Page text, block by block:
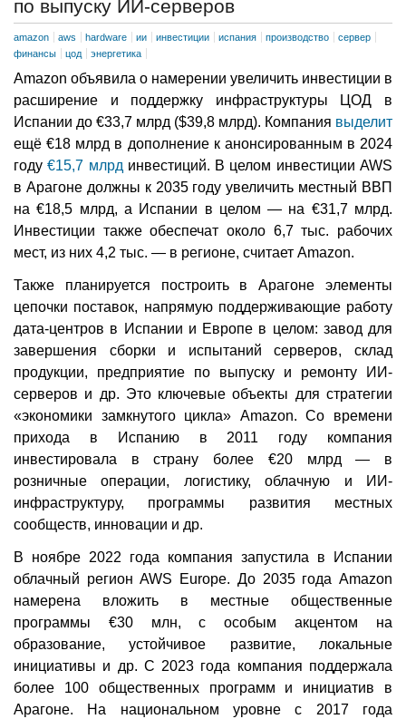
по выпуску ИИ-серверов
amazon aws hardware ии инвестиции испания производство
сервер
финансы
цод энергетика
Amazon объявила о намерении увеличить инвестиции в
расширение и поддержку инфраструктуры ЦОД в
Испании до €33,7 млрд ($39,8 млрд). Компания выделит
ещё €18 млрд в дополнение к анонсированным в 2024
году€15,7 млрд инвестиций. В целом инвестиции AWS
в Арагоне должны к 2035 году увеличить местный ВВП
на €18,5 млрд, а Испании в целом — на €31,7 млрд.
Инвестиции также обеспечат около 6,7 тыс. рабочих
мест, из них 4,2 тыс. — в регионе, считает Amazon.
Также планируется построить в Арагоне элементы
цепочки поставок, напрямую поддерживающие работу
дата-центров в Испании и Европе в целом: завод для
завершения сборки и испытаний серверов, склад
продукции, предприятие по выпуску и ремонту ИИ-
серверов и др. Это ключевые объекты для стратегии
«экономики замкнутого цикла» Amazon. Со времени
прихода в Испанию в 2011 году компания
инвестировала в страну более €20 млрд — в
розничные операции, логистику, облачную и ИИ-
инфраструктуру, программы развития местных
сообществ, инновации и др.
В ноябре 2022 года компания запустила в Испании
облачный регион AWS Europe. До 2035 года Amazon
намерена вложить в местные общественные
программы €30 млн, с особым акцентом на
образование, устойчивое развитие, локальные
инициативы и др. С 2023 года компания поддержала
более 100 общественных программ и инициатив в
Арагоне. На национальном уровне с 2017 года